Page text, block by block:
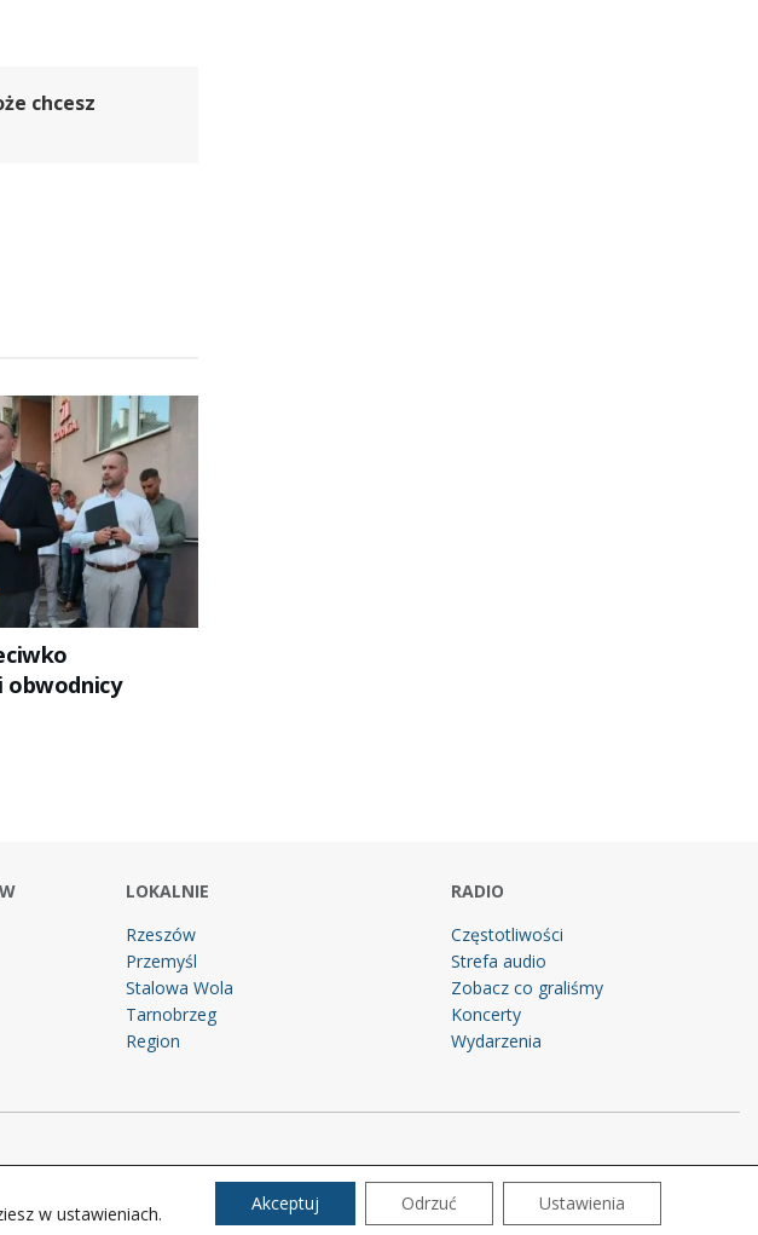
chcesz
obwodnicy
LOKALNIE
Rzeszów
Przemyśl
Stalowa Wola
Tarnobrzeg
Region
RADIO
Częstotliwości
Strefa audio
Zobacz co graliśmy
Koncerty
Wydarzenia
w ustawieniach.
Akceptuj Odrzuć Ustawienia